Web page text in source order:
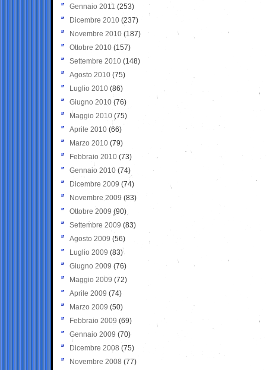
Gennaio 2011 (253)
Dicembre 2010 (237)
Novembre 2010 (187)
Ottobre 2010 (157)
Settembre 2010 (148)
Agosto 2010 (75)
Luglio 2010 (86)
Giugno 2010 (76)
Maggio 2010 (75)
Aprile 2010 (66)
Marzo 2010 (79)
Febbraio 2010 (73)
Gennaio 2010 (74)
Dicembre 2009 (74)
Novembre 2009 (83)
Ottobre 2009 (90)
Settembre 2009 (83)
Agosto 2009 (56)
Luglio 2009 (83)
Giugno 2009 (76)
Maggio 2009 (72)
Aprile 2009 (74)
Marzo 2009 (50)
Febbraio 2009 (69)
Gennaio 2009 (70)
Dicembre 2008 (75)
Novembre 2008 (77)